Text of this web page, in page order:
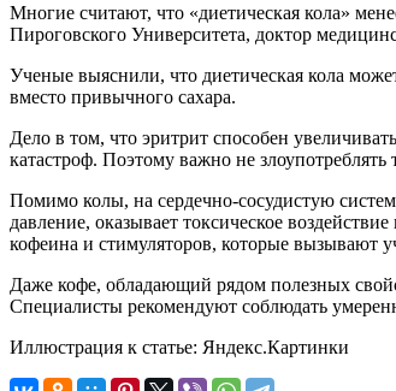
Многие считают, что «диетическая кола»
Пироговского Университета, доктор
Ученые выяснили, что диетическая кола
вместо привычного сахара.
Дело в том, что эритрит способен
катастроф. Поэтому важно не
Помимо колы, на сердечно-сосудистую
давление, оказывает токсическое
кофеина и стимуляторов, которые вызывают
Даже кофе, обладающий рядом полезных
Специалисты рекомендуют соблюдать
Иллюстрация к статье: Яндекс.Картинки